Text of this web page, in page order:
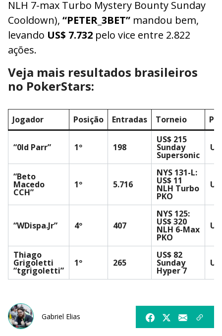
NLH 7-max Turbo Mystery Bounty Sunday
Cooldown), “PETER_3BET” mandou bem,
levando US$ 7.732 pelo vice entre 2.822
ações.
Veja mais resultados brasileiros
no PokerStars:
Jogador Posição Entradas Torneio
“0ld Parr” 1º 198
US$ 215
Sunday
Supersonic
“Beto
Macedo
CCH”
1º 5.716
NYS 131-L:
US$ 11
NLH Turbo
PKO
“WDispa.Jr” 4º 407
NYS 125:
US$ 320
NLH 6-Max
PKO
Thiago
Grigoletti
“tgrigoletti”
1º 265
US$ 82
Sunday
Hyper 7
Gabriel Elias